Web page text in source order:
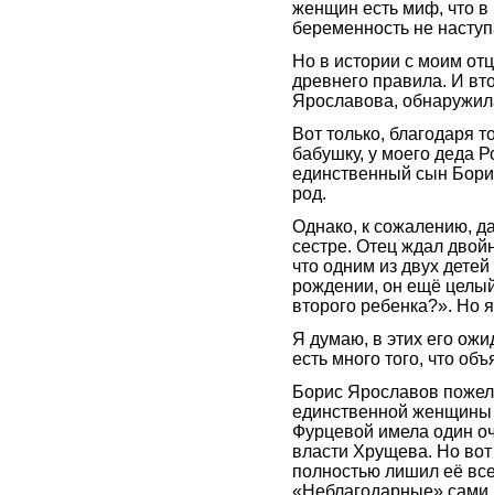
женщин есть миф, что в
беременность не
Но в истории с моим
древнего правила. И
Ярославова,
Вот только, благодаря
бабушку, у моего деда
единственный сын
род.
Однако, к сожалению,
сестре. Отец ждал
что одним из двух
рождении, он ещё
второго ребенка?». Но
Я думаю, в этих его
есть много того, что
Борис Ярославов
единственной женщины
Фурцевой имела один
власти Хрущева. Но
полностью лишил её
«Неблагодарные» сами